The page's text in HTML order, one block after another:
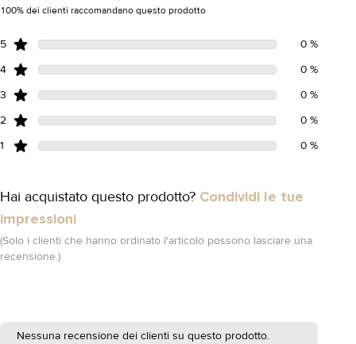
100% dei clienti raccomandano questo prodotto
5
0 %
4
0 %
3
0 %
2
0 %
1
0 %
Hai acquistato questo prodotto? Condividi le tue
impressioni
(Solo i clienti che hanno ordinato l'articolo possono lasciare una
recensione.)
Nessuna recensione dei clienti su questo prodotto.